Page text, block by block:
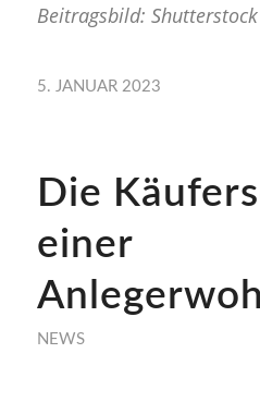
Beitragsbild: Shutterstock
5. JANUAR 2023
Die
einer
NEWS